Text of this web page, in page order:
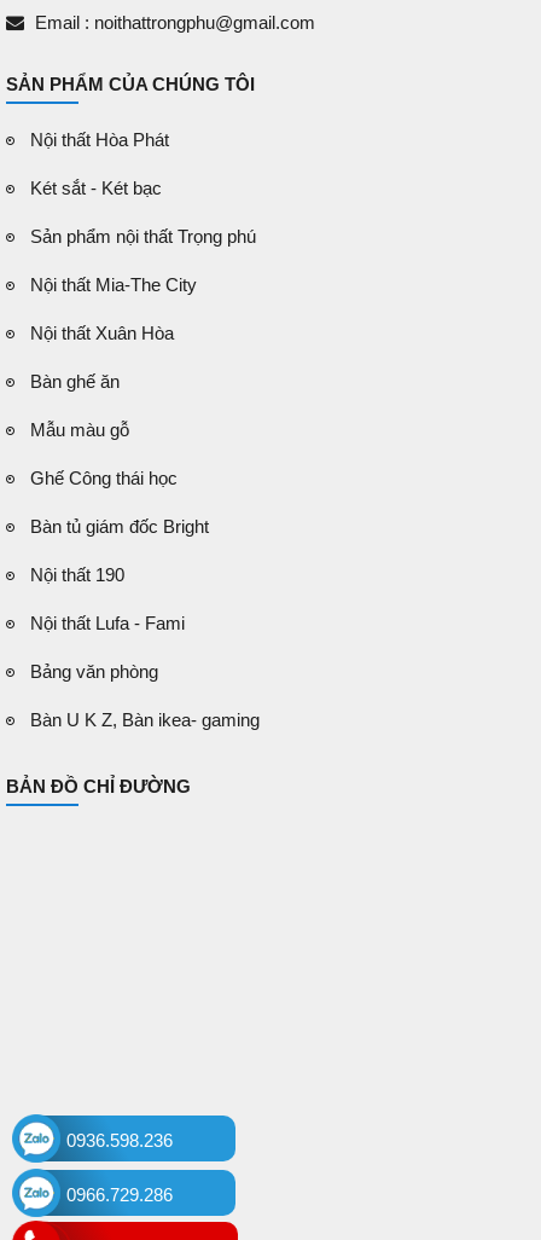
Email : noithattrongphu@gmail.com
SẢN PHẨM CỦA CHÚNG TÔI
Nội thất Hòa Phát
Két sắt - Két bạc
Sản phẩm nội thất Trọng phú
Nội thất Mia-The City
Nội thất Xuân Hòa
Bàn ghế ăn
Mẫu màu gỗ
Ghế Công thái học
Bàn tủ giám đốc Bright
Nội thất 190
Nội thất Lufa - Fami
Bảng văn phòng
Bàn U K Z, Bàn ikea- gaming
BẢN ĐỒ CHỈ ĐƯỜNG
0936.598.236
0966.729.286